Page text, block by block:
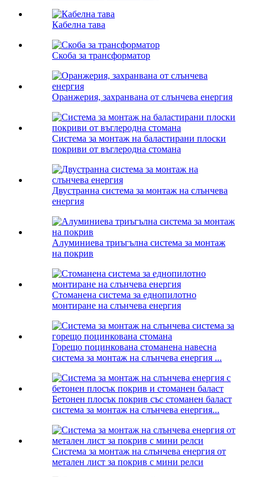
Кабелна тава
Скоба за трансформатор
Оранжерия, захранвана от слънчева енергия
Система за монтаж на баластирани плоски
покриви от въглеродна стомана
Двустранна система за монтаж на слънчева
енергия
Алуминиева триъгълна система за монтаж
на покрив
Стоманена система за еднопилотно
монтиране на слънчева енергия
Горещо поцинкована стоманена навесна
система за монтаж на слънчева енергия ...
Бетонен плосък покрив със стоманен баласт
система за монтаж на слънчева енергия...
Система за монтаж на слънчева енергия от
метален лист за покрив с мини релси